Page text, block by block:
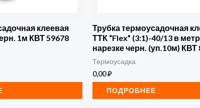
клеевая
1м КВТ 59678
Трубка термоусадочная
ТТК “Flex” (3:1)-40/13 в
нарезке черн. (уп.10м) КВТ
Термоусадка
0,00₽
ПОДРОБНЕЕ